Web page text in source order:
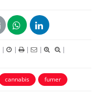
| | | |
|
cannabis fumer